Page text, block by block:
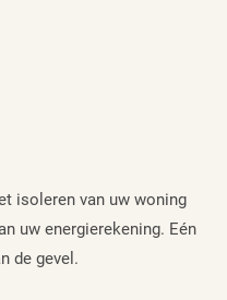
isoleren van uw woning
uw energierekening. Eén
de gevel.